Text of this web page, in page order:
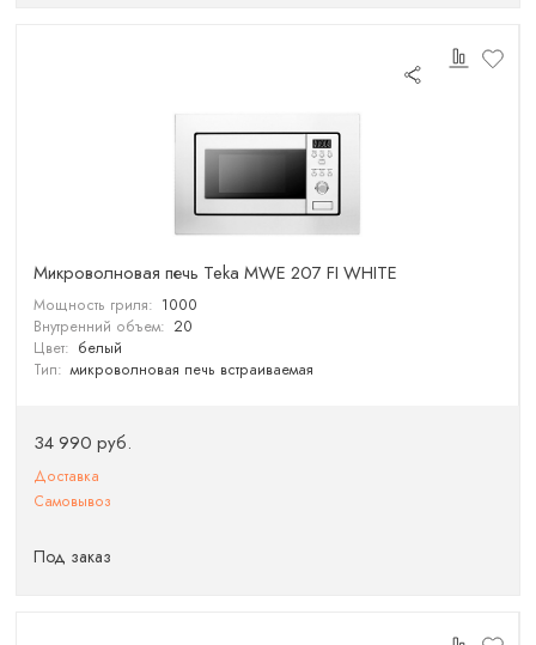
Микроволновая печь Teka MWE 207 FI WHITE
Мощность гриля: 1000
Внутренний объем: 20
Цвет: белый
Тип: микроволновая печь встраиваемая
34 990 руб.
Доставка
Самовывоз
Под заказ